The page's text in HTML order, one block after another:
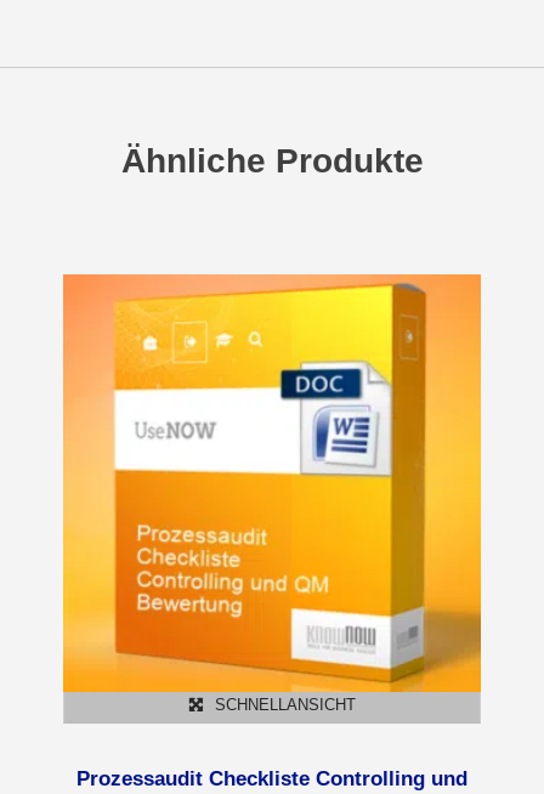
Ähnliche Produkte
SCHNELLANSICHT
Prozessaudit Checkliste Controlling und